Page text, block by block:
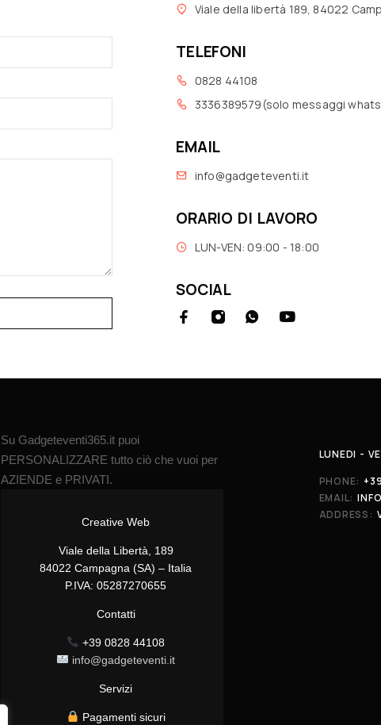
Viale della libertà 189, 84022
TELEFONI
0828 44108
3336389579(solo messaggi
EMAIL
info@gadgeteventi.it
ORARIO DI LAVORO
LUN-VEN: 09:00 - 18:00
SOCIAL
Su Gadgeteventi365.it puoi
PERSONALIZZARE tutto ciò che vuoi per
AZIENDE e PRIVATI.
Creative Web
Viale della Libertà, 189
84022 Campagna (SA) – Italia
P.IVA: 05287270655
Contatti
+39 0828 44108
info@gadgeteventi.it
Servizi
Pagamenti sicuri
LUNEDI -
PHONE:
EMAIL:
ADDRESS: